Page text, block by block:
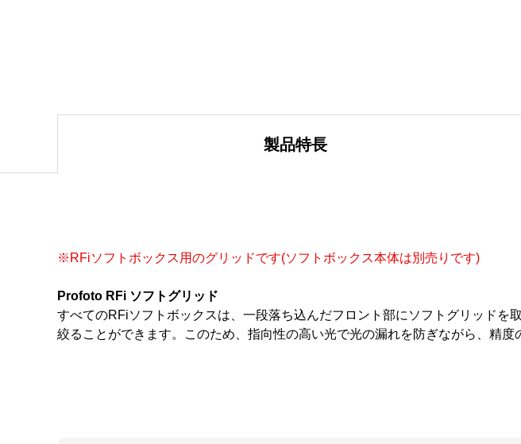
製品特長
※RFiソフトボックス用のグリッドです(ソフトボックス本体は別売りです)
Profoto RFi ソフトグリッド
すべてのRFiソフトボックスは、一段落ち込んだフロント部にソフトグリッド
絞ることができます。このため、指向性の高い光で光の漏れを防ぎながら、精度